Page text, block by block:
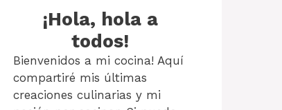
¡Hola, hola a
todos!
Bienvenidos a mi cocina! Aquí
compartiré mis últimas
creaciones culinarias y mi